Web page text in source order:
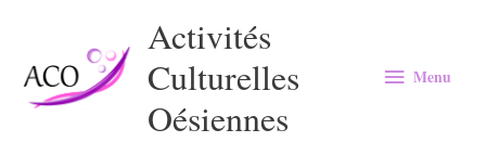
contenu
Activités
Culturelles
Oésiennes
Menu
Menu